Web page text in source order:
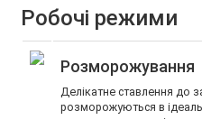
Робочі режими
Розморожування
Делікатне ставлення до
розморожуються в